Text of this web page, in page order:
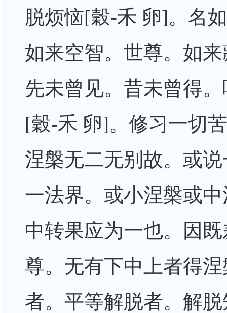
脱烦恼[穀-禾 卵]。名
如来空智。世尊。如
先未曾见。昔未曾得
[穀-禾 卵]。修习一切
涅槃无二无别故。或
一法界。或小涅槃或
中转果应为一也。因
尊。无有下中上者得
者。平等解脱者。解